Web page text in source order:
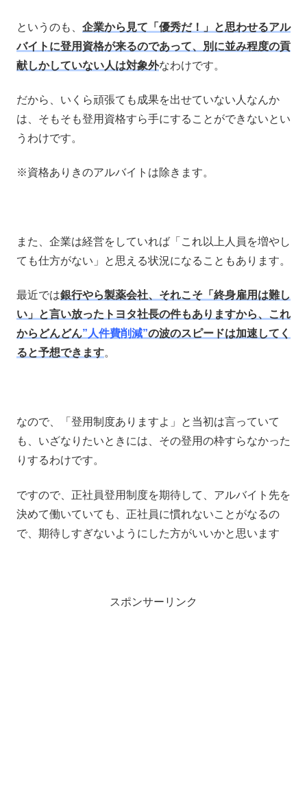
というのも、 企業から見て「優秀だ！」と思わせるアル
バイトに登用資格が来るのであって、別に並み程度の貢
献しかしていない人は対象外なわけです。
だから、いくら頑張ても成果を出せていない人なんか
は、そもそも登用資格すら手にすることができないとい
うわけです。
※資格ありきのアルバイトは除きます。
また、企業は経営をしていれば「これ以上人員を増やし
ても仕方がない」と思える状況になることもあります。
最近では銀行やら製薬会社、それこそ「終身雇用は難し
い」と言い放ったトヨタ社長の件もありますから、これ
からどんどん”人件費削減”の波のスピードは加速してく
ると予想できます。
なので、「登用制度ありますよ」と当初は言っていて
も、いざなりたいときには、その登用の枠すらなかった
りするわけです。
ですので、正社員登用制度を期待して、アルバイト先を
決めて働いていても、正社員に慣れないことがなるの
で、期待しすぎないようにした方がいいかと思います
スポンサーリンク